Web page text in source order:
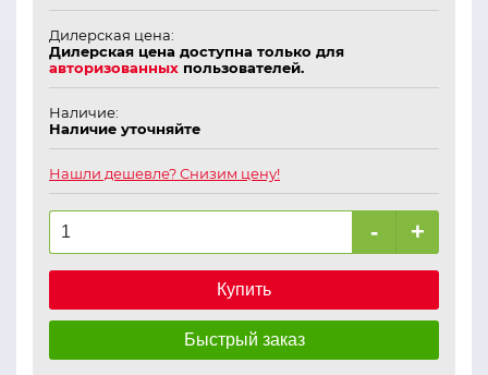
Дилерская цена:
Дилерская цена доступна только для
авторизованных пользователей.
Наличие:
Наличие уточняйте
Нашли дешевле? Снизим цену!
- +
Купить
Быстрый заказ